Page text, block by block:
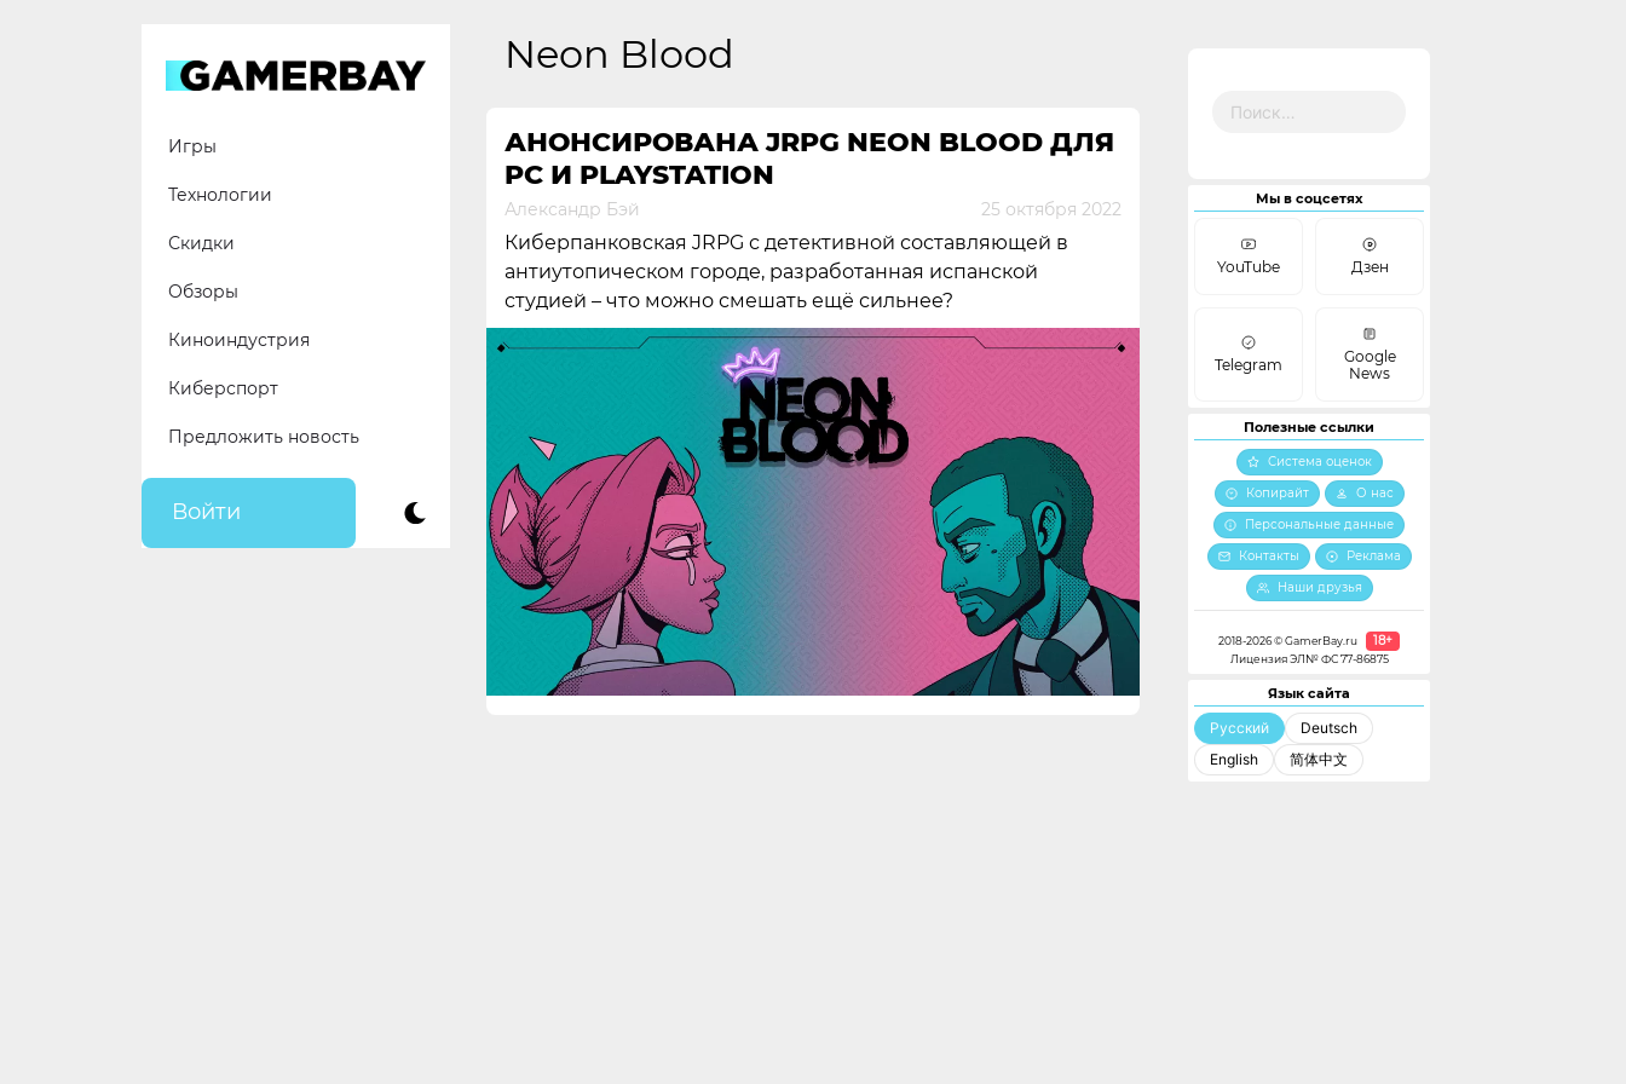
Игры
Технологии
Скидки
Обзоры
Киноиндустрия
Киберспорт
Предложить новость
Войти
Neon Blood
АНОНСИРОВАНА JRPG NEON BLOOD ДЛЯ
PC И PLAYSTATION
Александр Бэй 25 октября 2022
Киберпанковская JRPG с детективной составляющей в
антиутопическом городе, разработанная испанской
студией – что можно смешать ещё сильнее?
Мы в соцсетях
YouTube Дзен
Telegram
Google
News
Полезные ссылки
Система оценок
Копирайт
О нас
Персональные данные
Контакты
Реклама
Наши друзья
2018-2026 © GamerBay.ru 18+
Лицензия ЭЛ№ ФС 77-86875
Язык сайта
Русский
Deutsch
English
简体中文